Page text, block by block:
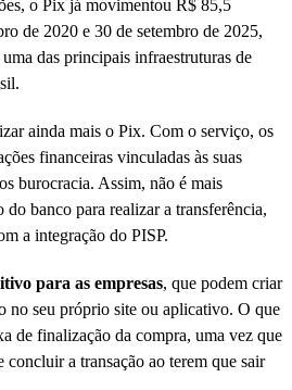
o Pix já movimentou R$ 85,5
de 2020 e 30 de setembro de 2025,
das principais infraestruturas de
ainda mais o Pix. Com o serviço, os
financeiras vinculadas às suas
burocracia. Assim, não é mais
banco para realizar a transferência,
a integração do PISP.
para as empresas, que podem criar
no seu próprio site ou aplicativo. O que
de finalização da compra, uma vez que
concluir a transação ao terem que sair